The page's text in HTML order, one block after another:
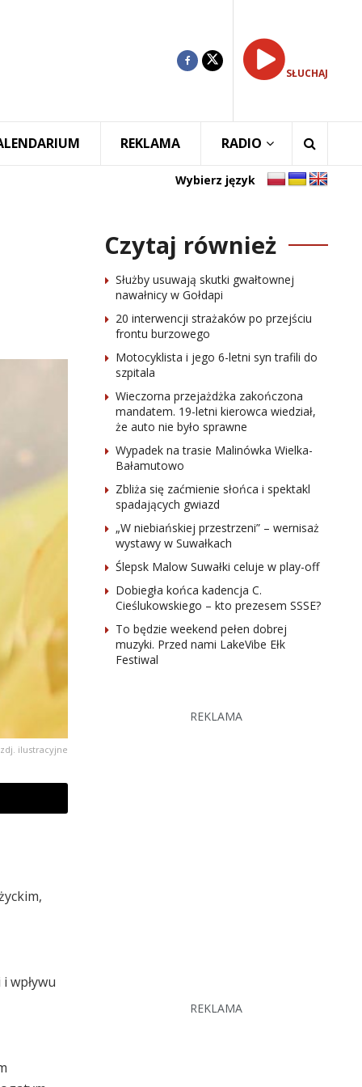
SŁUCHAJ
REKLAMA RADIO
Wybierz język
ilustracyjne
wpływu
Czytaj również
Służby usuwają skutki gwałtownej
nawałnicy w Gołdapi
20 interwencji strażaków po przejściu
frontu burzowego
Motocyklista i jego 6-letni syn trafili do
szpitala
Wieczorna przejażdżka zakończona
mandatem. 19-letni kierowca wiedział,
że auto nie było sprawne
Wypadek na trasie Malinówka Wielka-
Bałamutowo
Zbliża się zaćmienie słońca i spektakl
spadających gwiazd
„W niebiańskiej przestrzeni” – wernisaż
wystawy w Suwałkach
Ślepsk Malow Suwałki celuje w play-off
Dobiegła końca kadencja C.
Cieślukowskiego – kto prezesem SSSE?
To będzie weekend pełen dobrej
muzyki. Przed nami LakeVibe Ełk
Festiwal
REKLAMA
REKLAMA